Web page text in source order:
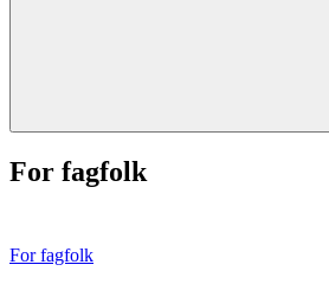
For fagfolk
For fagfolk